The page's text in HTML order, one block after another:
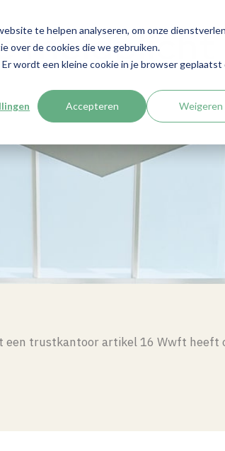
te helpen analyseren, om onze
over de cookies die we gebruiken.
wordt een kleine cookie in je browser geplaatst
Accepteren Weigeren
meldplicht
een trustkantoor artikel 16 Wwft heeft